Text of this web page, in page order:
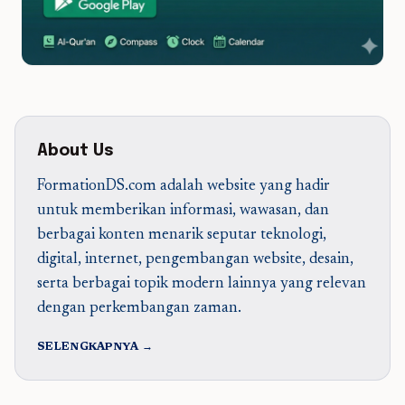
About Us
FormationDS.com adalah website yang hadir
untuk memberikan informasi, wawasan, dan
berbagai konten menarik seputar teknologi,
digital, internet, pengembangan website, desain,
serta berbagai topik modern lainnya yang relevan
dengan perkembangan zaman.
SELENGKAPNYA →